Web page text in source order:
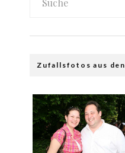
Zufallsfotos aus